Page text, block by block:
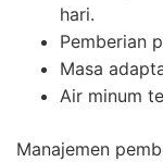
hari.
Pemberian
Masa
Air minum
Manajemen